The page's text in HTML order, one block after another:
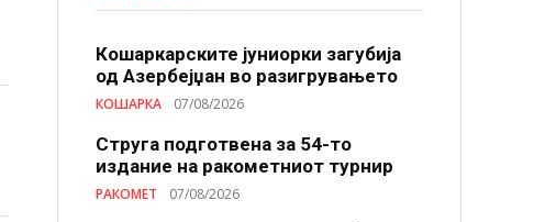
Кошаркарските јуниорки загубија
од Азербејџан во разигрувањето
КОШАРКА 07/08/2026
Струга подготвена за 54-то
издание на ракометниот турнир
РАКОМЕТ 07/08/2026